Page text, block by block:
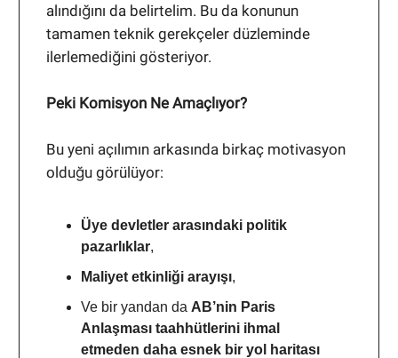
alındığını da belirtelim. Bu da konunun
tamamen teknik gerekçeler düzleminde
ilerlemediğini gösteriyor.
Peki Komisyon Ne Amaçlıyor?
Bu yeni açılımın arkasında birkaç motivasyon
olduğu görülüyor:
Üye devletler arasındaki politik
pazarlıklar,
Maliyet etkinliği arayışı,
Ve bir yandan da AB’nin Paris
Anlaşması taahhütlerini ihmal
etmeden daha esnek bir yol haritası